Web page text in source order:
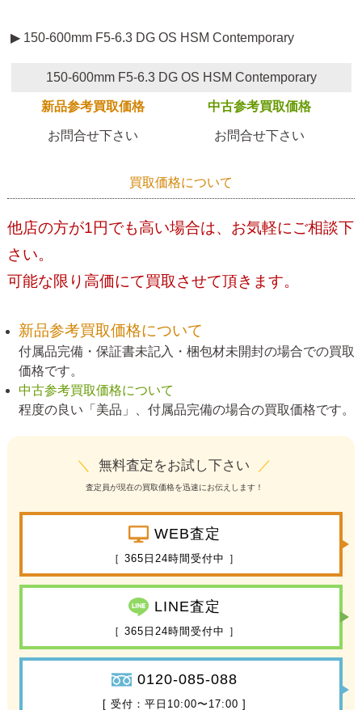
▶ 150-600mm F5-6.3 DG OS HSM Contemporary
150-600mm F5-6.3 DG OS HSM Contemporary
新品参考買取価格 中古参考買取価格
お問合せ下さい お問合せ下さい
買取価格について
他店の方が1円でも高い場合は、お気軽にご相談下
さい。
可能な限り高価にて買取させて頂きます。
新品参考買取価格について
付属品完備・保証書未記入・梱包材未開封の場合での買取
価格です。
中古参考買取価格について
程度の良い「美品」、付属品完備の場合の買取価格です。
＼ 無料査定をお試し下さい ／
査定員が現在の買取価格を迅速にお伝えします！
WEB査定
［ 365日24時間受付中 ］
LINE査定
［ 365日24時間受付中 ］
0120-085-088
[ 受付：平日10:00〜17:00 ]